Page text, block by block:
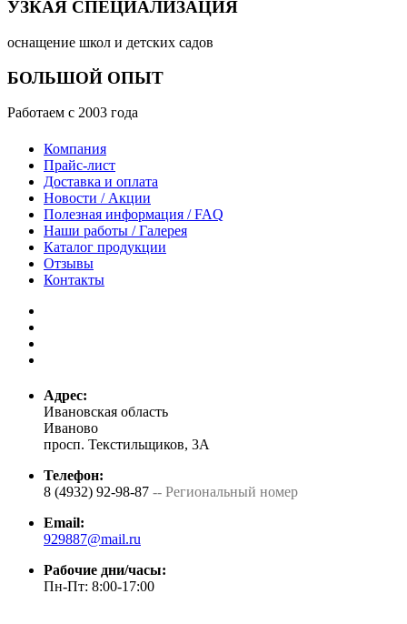
УЗКАЯ СПЕЦИАЛИЗАЦИЯ
оснащение школ и детских садов
БОЛЬШОЙ ОПЫТ
Работаем с 2003 года
Компания
Прайс-лист
Доставка и оплата
Новости / Акции
Полезная информация / FAQ
Наши работы / Галерея
Каталог продукции
Отзывы
Контакты
Адрес:
Ивановская область
Иваново
просп. Текстильщиков, 3А
Телефон:
8 (4932) 92-98-87 -- Региональный номер
Email:
929887@mail.ru
Рабочие дни/часы:
Пн-Пт: 8:00-17:00